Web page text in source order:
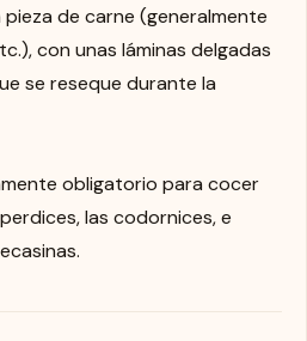
de carne (generalmente
con unas láminas delgadas
se reseque durante la
obligatorio para cocer
las codornices, e